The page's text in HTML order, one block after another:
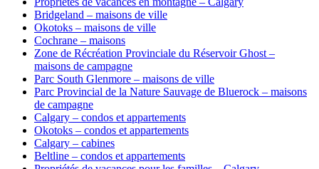
Bridgeland – maisons de ville
Okotoks – maisons de ville
Cochrane – maisons
Zone de Récréation Provinciale du Réservoir Ghost –
maisons de campagne
Parc South Glenmore – maisons de ville
Parc Provincial de la Nature Sauvage de Bluerock – maisons
de campagne
Calgary – condos et appartements
Okotoks – condos et appartements
Calgary – cabines
Beltline – condos et appartements